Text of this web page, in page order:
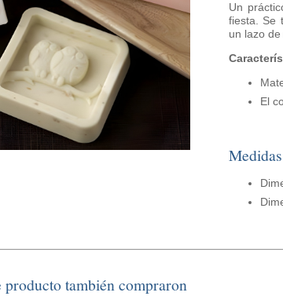
Un
fiesta. Se
un lazo de
El
también compraron